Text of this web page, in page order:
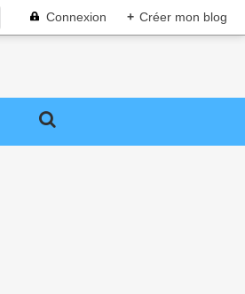
Connexion + Créer mon blog